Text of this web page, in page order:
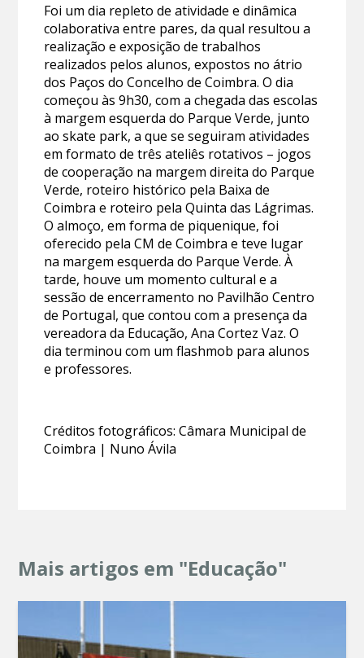
Foi um dia repleto de atividade e dinâmica
colaborativa entre pares, da qual resultou a
realização e exposição de trabalhos
realizados pelos alunos, expostos no átrio
dos Paços do Concelho de Coimbra. O dia
começou às 9h30, com a chegada das escolas
à margem esquerda do Parque Verde, junto
ao skate park, a que se seguiram atividades
em formato de três ateliês rotativos – jogos
de cooperação na margem direita do Parque
Verde, roteiro histórico pela Baixa de
Coimbra e roteiro pela Quinta das Lágrimas.
O almoço, em forma de piquenique, foi
oferecido pela CM de Coimbra e teve lugar
na margem esquerda do Parque Verde. À
tarde, houve um momento cultural e a
sessão de encerramento no Pavilhão Centro
de Portugal, que contou com a presença da
vereadora da Educação, Ana Cortez Vaz. O
dia terminou com um flashmob para alunos
e professores.
Créditos fotográficos: Câmara Municipal de
Coimbra | Nuno Ávila
Mais artigos em "Educação"